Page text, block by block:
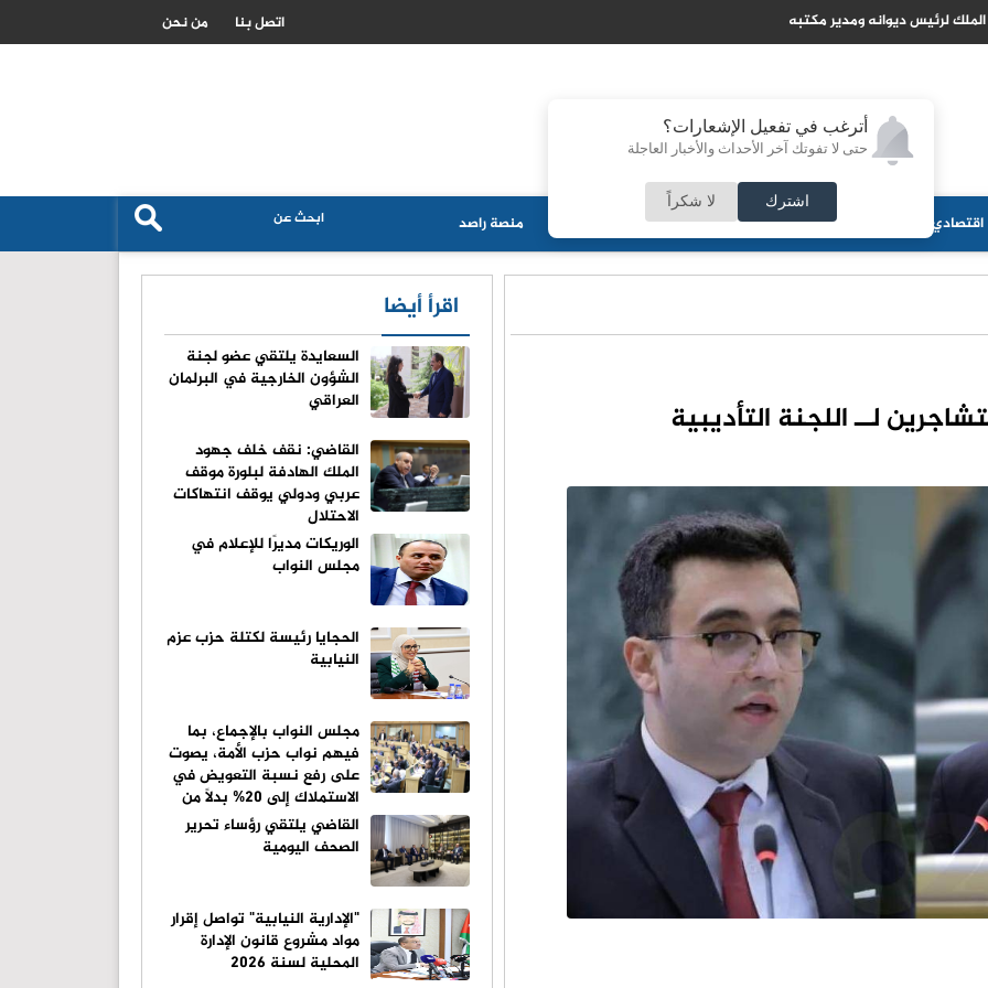
أترغب في تفعيل الإشعارات؟
حتى لا تفوتك آخر الأحداث والأخبار العاجلة
اشترك لا شكراً
الملك لرئيس ديوانه ومدير مكتبه الصومال يعزز تعاونه العسكري مع باكستان لمواجهة تهديدات القرن
من نحن اتصل بنا
اقتصادي منوعات ثقافة مجلس الأمة منصة راصد
لــ اللجنة التأديبية
اقرأ أيضا
السعايدة يلتقي عضو لجنة
الشؤون الخارجية في البرلمان
العراقي
القاضي: نقف خلف جهود
الملك الهادفة لبلورة موقف
عربي ودولي يوقف انتهاكات
الاحتلال
الوريكات مديرًا للإعلام في
مجلس النواب
الحجايا رئيسة لكتلة حزب عزم
النيابية
مجلس النواب بالإجماع، بما
فيهم نواب حزب الأمة، يصوت
على رفع نسبة التعويض في
الاستملاك إلى 20% بدلاً من
10%
القاضي يلتقي رؤساء تحرير
الصحف اليومية
"الإدارية النيابية" تواصل إقرار
مواد مشروع قانون الإدارة
المحلية لسنة 2026